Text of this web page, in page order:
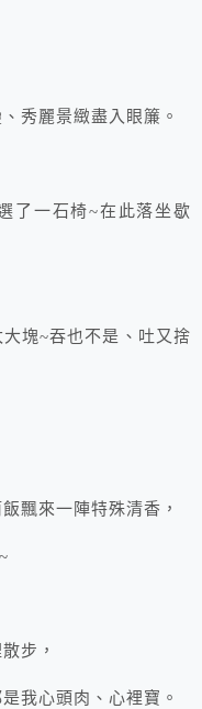
秀麗景緻盡入眼簾。
了一石椅~在此落坐歇
塊~吞也不是、吐又捨
飄來一陣特殊清香，
步，
我心頭肉、心裡寶。